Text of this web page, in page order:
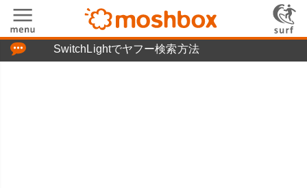
SwitchLightでヤフー検索方法
「つぶやき」の使い方